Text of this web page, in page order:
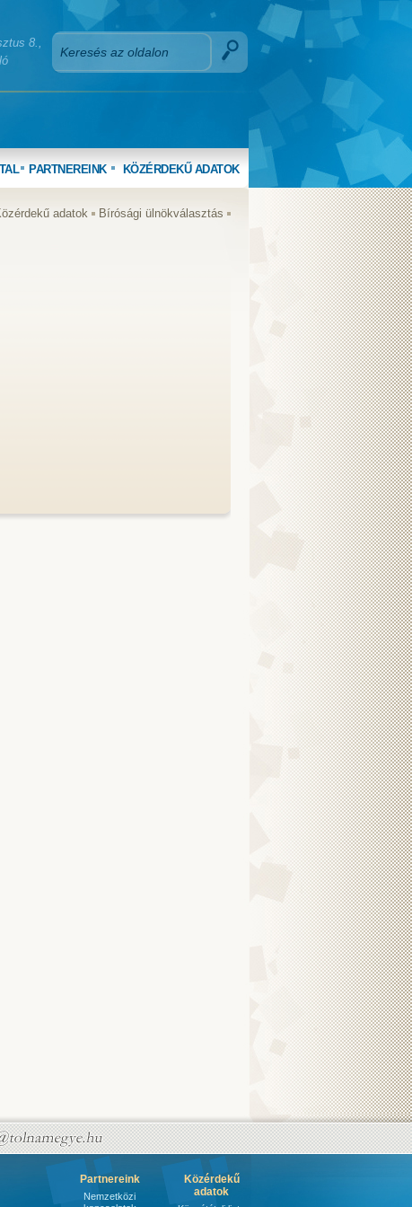
8.,
PARTNEREINK KÖZÉRDEKŰ ADATOK
adatok Bírósági ülnökválasztás
Partnereink
Nemzetközi
Közérdekű
adatok